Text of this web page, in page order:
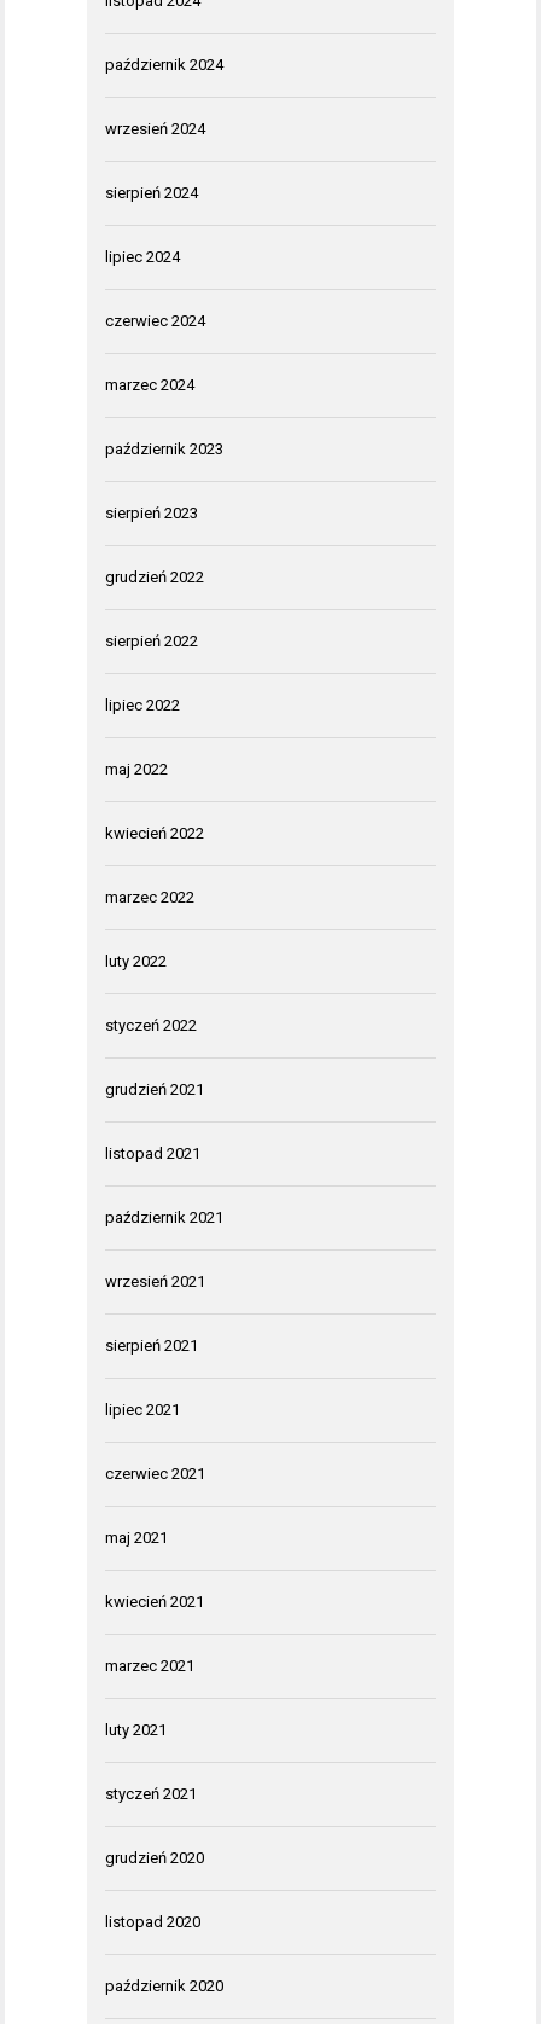
październik 2024
wrzesień 2024
sierpień 2024
lipiec 2024
czerwiec 2024
marzec 2024
październik 2023
sierpień 2023
grudzień 2022
sierpień 2022
lipiec 2022
maj 2022
kwiecień 2022
marzec 2022
luty 2022
styczeń 2022
grudzień 2021
listopad 2021
październik 2021
wrzesień 2021
sierpień 2021
lipiec 2021
czerwiec 2021
maj 2021
kwiecień 2021
marzec 2021
luty 2021
styczeń 2021
grudzień 2020
listopad 2020
październik 2020